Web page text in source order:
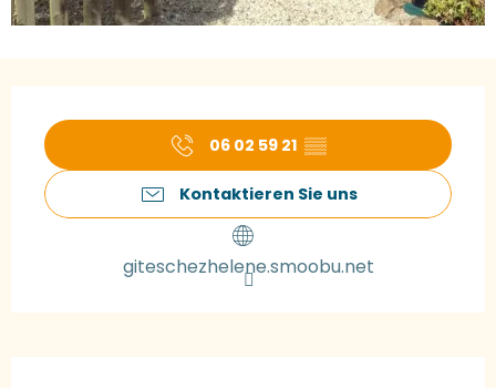
06 02 59 21 ▒▒
Kontaktieren Sie uns
giteschezhelene.smoobu.net